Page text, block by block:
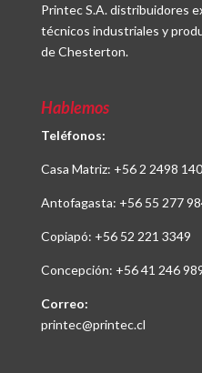
Printec S.A. distribuidores
técnicos industriales y
de Chesterton.
Hablemos
Teléfonos:
Casa Matriz: +56 2 2498
Antofagasta: +56 55 277
Copiapó: +56 52 221 3349
Concepción: +56 41 246
Correo:
printec@printec.cl